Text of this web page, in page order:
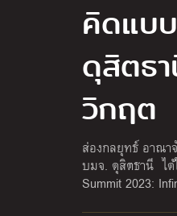
คิดแบ
ดุสิตธ
วิกฤต
ส่องกลยุทธ์ อาณา
บมจ. ดุสิตธานี ได้
Summit 2023: